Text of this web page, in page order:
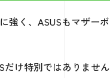
強く、ASUSもマザー
だけ特別ではありませ